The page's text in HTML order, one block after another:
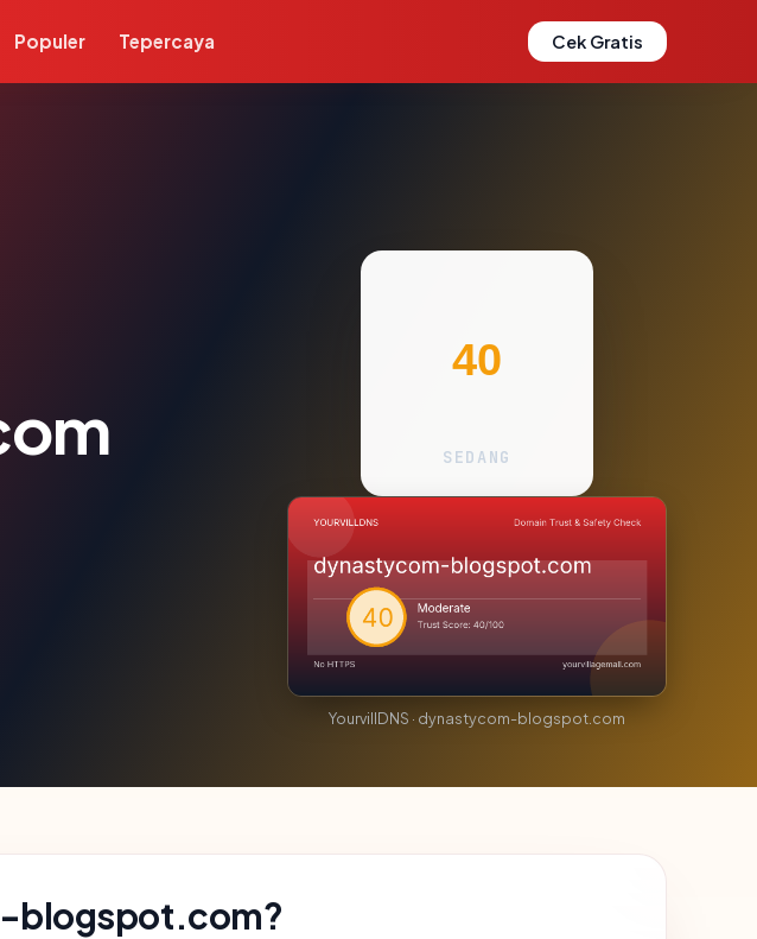
Populer Tepercaya Cek Gratis
40
SEDANG
YourvillDNS · dynastycom-blogspot.com
blogspot.com?